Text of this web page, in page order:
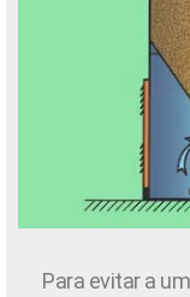
Para evitar a